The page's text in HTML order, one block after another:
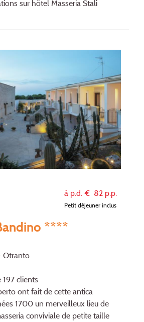
sur hôtel Masseria Stali
à p.d. € 82 p.p.
Petit déjeuner inclus
****
Otranto
clients
ont fait de cette antica
1700 un mer­veil­leux lieu de
conviviale de petite taille